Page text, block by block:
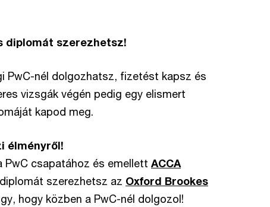
diplomát szerezhetsz!
PwC-nél dolgozhatsz, fizetést kapsz és
vizsgák végén pedig egy elismert
kapod meg.
élményről!
PwC csapatához és emellett ACCA
szerezhetsz az Oxford Brookes
hogy közben a PwC-nél dolgozol!